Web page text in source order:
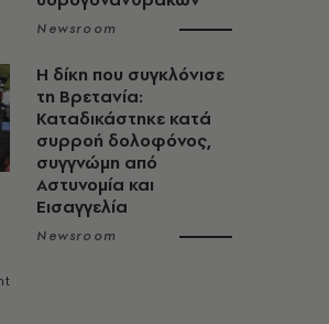
Newsroom
H δίκη που συγκλόνισε
τη Βρετανία:
Καταδικάστηκε κατά
συρροή δολοφόνος,
συγγνώμη από
Αστυνομία και
Εισαγγελία
Newsroom